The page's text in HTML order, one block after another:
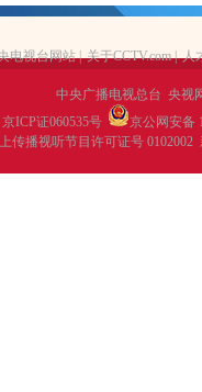
电视台网站 | 关于CCTV.com | 人
中央广播电视总台 央视
京ICP证060535号
京公网安备
传播视听节目许可证号 0102002